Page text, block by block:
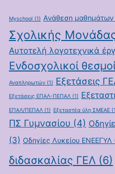
Myschool (1) Ανάθεση μαθημάτων
Σχολικής
Αυτοτελή λογοτεχνικά
Ενδοσχολικοί
Αναπληρωτών(1) Εξετάσεις
Εξετάσεις ΕΠΑΛ-ΠΕΠΑΛ(1)
ΕΠΑΛ/ΠΕΠΑΛ(1) Εξεταστέα ύλη ΣΜΕΑΕ
ΠΣ Γυμνασίου (4)
(3) Οδηγίες Λυκείου ΕΝΕΕΓΥΛ
διδασκαλίας ΓΕΛ(6)